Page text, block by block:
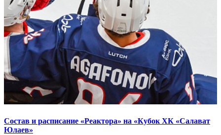
Состав и расписание «Реактора» на «Кубок ХК «Салават
Юлаев»